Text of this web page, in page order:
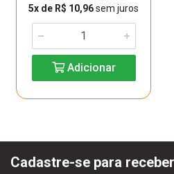
5x de R$ 10,96sem juros
Adicionar
Cadastre-se para